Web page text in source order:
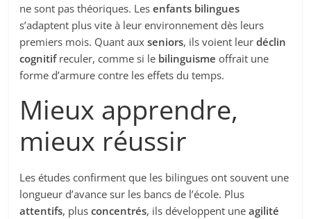
ne sont pas théoriques. Lesenfants bilingues
s’adaptent plus vite à leur environnement dès leurs
premiers mois. Quant auxseniors, ils voient leurdéclin
cognitifreculer, comme si le bilinguisme offrait une
forme d’armure contre les effets du temps.
Mieux apprendre,
mieux réussir
Les études confirment que les bilingues ont souvent une
longueur d’avance sur les bancs de l’école. Plus
attentifs, plusconcentrés, ils développent uneagilité